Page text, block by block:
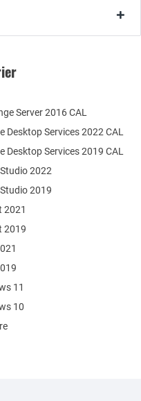
Desktop Services 2022 CAL
Desktop Services 2019 CAL
Server 2016 CAL
2022
2019
2021
2019
11
10